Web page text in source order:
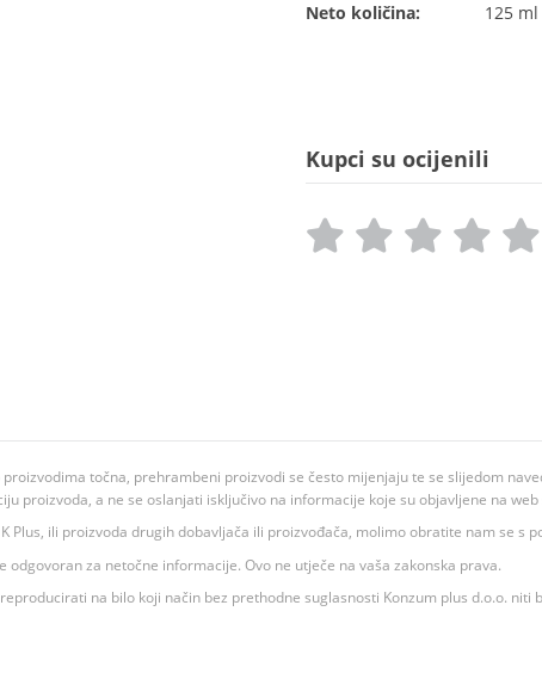
Neto količina:
125 ml
Kupci su ocijenili
točna, prehrambeni proizvodi se često mijenjaju te se slijedom
proizvoda, a ne se oslanjati isključivo na informacije koje su objavljene na web
ili proizvoda drugih dobavljača ili proizvođača, molimo obratite nam se s
za netočne informacije. Ovo ne utječe na vaša zakonska prava.
na bilo koji način bez prethodne suglasnosti Konzum plus d.o.o. niti